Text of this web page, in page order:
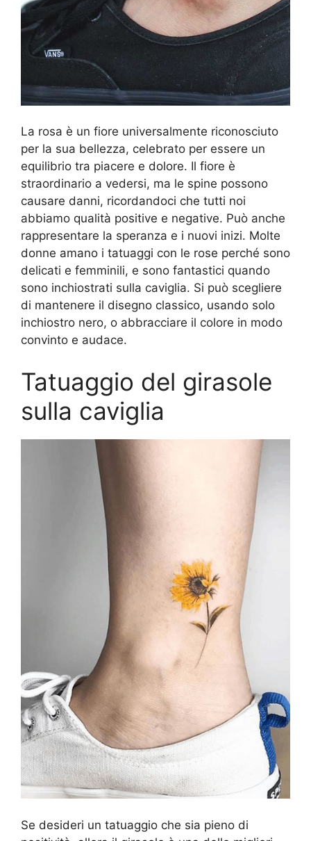
La rosa è un fiore universalmente riconosciuto
per la sua bellezza, celebrato per essere un
equilibrio tra piacere e dolore. Il fiore è
straordinario a vedersi, ma le spine possono
causare danni, ricordandoci che tutti noi
abbiamo qualità positive e negative. Può anche
rappresentare la speranza e i nuovi inizi. Molte
donne amano i tatuaggi con le rose perché sono
delicati e femminili, e sono fantastici quando
sono inchiostrati sulla caviglia. Si può scegliere
di mantenere il disegno classico, usando solo
inchiostro nero, o abbracciare il colore in modo
convinto e audace.
Tatuaggio del girasole
sulla caviglia
Se desideri un tatuaggio che sia pieno di